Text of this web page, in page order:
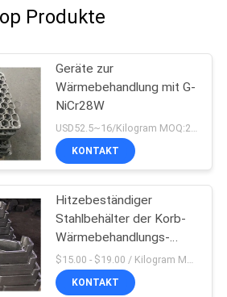
Produkte
Geräte zur
Wärmebehandlung mit G-
NiCr28W
USD52.5~16/Kilogram MOQ:20 Kilogramm/Kilogramm
KONTAKT
Hitzebeständiger
Stahlbehälter der Korb-
Wärmebehandlungs-
Befestigungs-2,4879
KONTAKT